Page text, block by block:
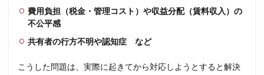
費用負担（税金・管理コスト）や収益分配（賃料収入）の
不公平感
共有者の行方不明や認知症 など
こうした問題は、実際に起きてから対応しようとすると解決